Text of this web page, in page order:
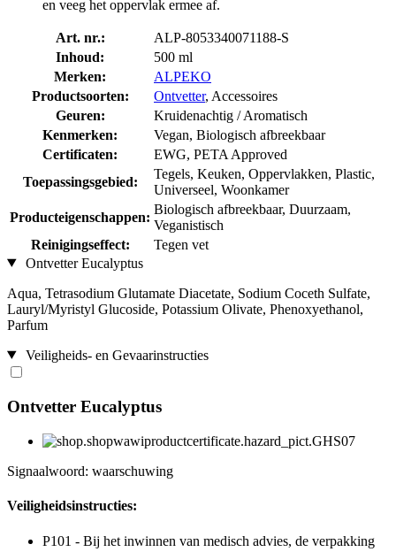
en veeg het oppervlak ermee af.
Art. nr.:
ALP-8053340071188-S
Inhoud:
500 ml
Merken:
ALPEKO
Productsoorten:
Ontvetter, Accessoires
Geuren:
Kruidenachtig / Aromatisch
Kenmerken:
Vegan, Biologisch afbreekbaar
Certificaten:
EWG, PETA Approved
Toepassingsgebied:
Tegels, Keuken, Oppervlakken, Plastic,
Universeel, Woonkamer
Producteigenschappen:
Biologisch afbreekbaar, Duurzaam,
Veganistisch
Reinigingseffect:
Tegen vet
Ontvetter Eucalyptus
Aqua, Tetrasodium Glutamate Diacetate, Sodium Coceth Sulfate,
Lauryl/Myristyl Glucoside, Potassium Olivate, Phenoxyethanol,
Parfum
Veiligheids- en Gevaarinstructies
Ontvetter Eucalyptus
Signaalwoord: waarschuwing
Veiligheidsinstructies:
P101 - Bij het inwinnen van medisch advies, de verpakking